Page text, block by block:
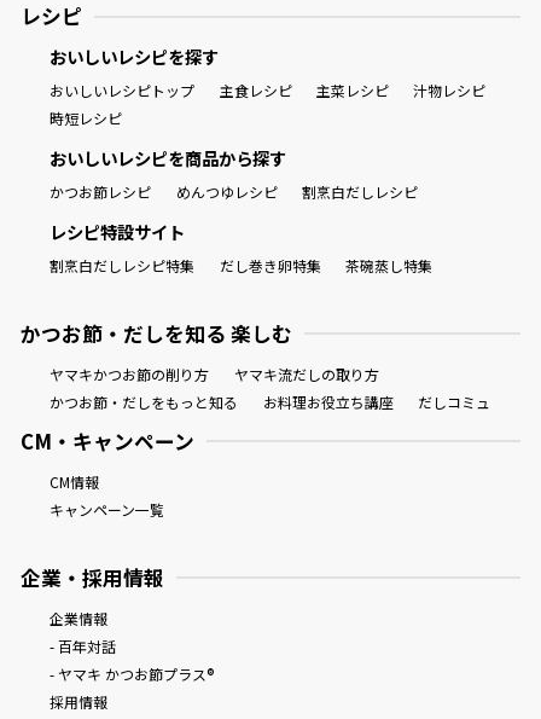
レシピ
おいしいレシピを探す
おいしいレシピトップ 主食レシピ 主菜レシピ
汁物レシピ
時短レシピ
おいしいレシピを商品から探す
かつお節レシピ めんつゆレシピ 割烹白だしレシピ
レシピ特設サイト
割烹白だしレシピ特集 だし巻き卵特集 茶碗蒸し特集
かつお節・だしを知る 楽しむ
ヤマキかつお節の削り方
ヤマキ流だしの取り方
かつお節・だしをもっと知る
お料理お役立ち講座 だしコミュ
CM・キャンペーン
CM情報
キャンペーン一覧
企業・採用情報
企業情報
- 百年対話
- ヤマキ かつお節プラス®
採用情報